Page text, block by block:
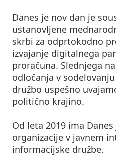
Danes je nov dan je
ustanovljene
skrbi za odprtokodno
izvajanje digitalnega
proračuna. Slednjega
odločanja v
družbo uspešno
politično krajino.
Od leta 2019 ima
organizacije v javnem
informacijske družbe.